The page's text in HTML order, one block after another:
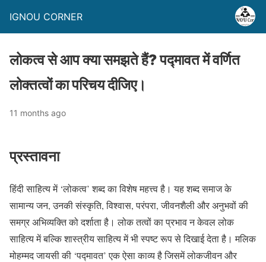
IGNOU CORNER
लोकत्व से आप क्या समझते हैं? पद्मावत में वर्णित
लोक्तत्वों का परिचय दीजिए।
11 months ago
प्रस्तावना
हिंदी साहित्य में ‘लोकत्व’ शब्द का विशेष महत्त्व है। यह शब्द समाज के
सामान्य जन, उनकी संस्कृति, विश्वास, परंपरा, जीवनशैली और अनुभवों की
समग्र अभिव्यक्ति को दर्शाता है। लोक तत्वों का प्रभाव न केवल लोक
साहित्य में बल्कि शास्त्रीय साहित्य में भी स्पष्ट रूप से दिखाई देता है। मलिक
मोहम्मद जायसी की ‘पद्मावत’ एक ऐसा काव्य है जिसमें लोकजीवन और